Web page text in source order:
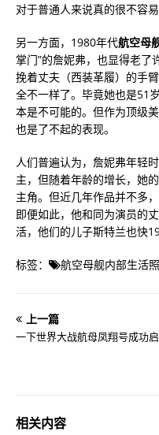
对于普通人来说真的很不容
另一方面，1980年代航空母
掌门”的詹妮弗，也显得老了
挽着丈夫（西装革履）的手
全不一样了。毕竟她也是51
本是不可能的。但作为顶级
也是了不起的表现。
人们普遍认为，詹妮弗年轻
主，但随着年龄的增长，她
主角。但近几年作品并不多
即便如此，他和同为演员的
活，他们的儿子斯特兰也快19
标签： 航空母舰内部生活
上一篇
一下世界大战航母凤翔号成功
相关内容